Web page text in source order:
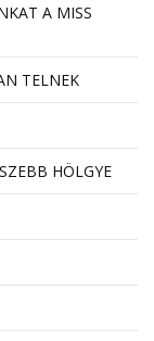
A MISS
TELNEK
HÖLGYE